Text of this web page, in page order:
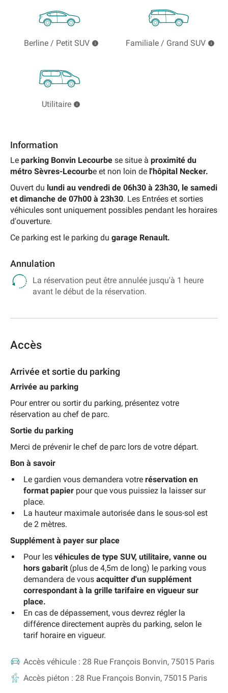
Berline / Petit SUV Familiale / Grand SUV
Utilitaire
Information
Le parking Bonvin Lecourbe se situe à proximité du
métro Sèvres-Lecourbe et non loin de l'hôpital Necker.
Ouvert du lundi au vendredi de 06h30 à 23h30, le samedi
et dimanche de 07h00 à 23h30. Les Entrées et sorties
véhicules sont uniquement possibles pendant les horaires
d'ouverture.
Ce parking est le parking du garage Renault.
Annulation
La réservation peut être annulée jusqu'à 1 heure
avant le début de la réservation.
Accès
Arrivée et sortie du parking
Arrivée au parking
Pour entrer ou sortir du parking, présentez votre
réservation au chef de parc.
Sortie du parking
Merci de prévenir le chef de parc lors de votre départ.
Bon à savoir
Le gardien vous demandera votre réservation en
format papier pour que vous puissiez la laisser sur
place.
La hauteur maximale autorisée dans le sous-sol est
de 2 mètres.
Supplément à payer sur place
Pour les véhicules de type SUV, utilitaire, vanne ou
hors gabarit (plus de 4,5m de long) le parking vous
demandera de vous acquitter d'un supplément
correspondant à la grille tarifaire en vigueur sur
place.
En cas de dépassement, vous devrez régler la
différence directement auprès du parking, selon le
tarif horaire en vigueur.
Accès véhicule : 28 Rue François Bonvin, 75015 Paris
Accès piéton : 28 Rue François Bonvin, 75015 Paris